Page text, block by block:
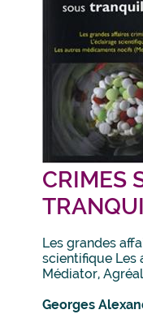
CRIMES
Les grandes
scientifique Les
Médiator, Agréal
Georges